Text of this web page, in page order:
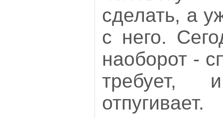
сделать, а
с него.
наоборот -